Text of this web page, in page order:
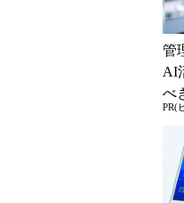
管
AI
べ
G
PR(